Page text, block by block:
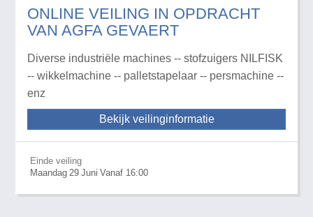
ONLINE VEILING IN OPDRACHT
VAN AGFA GEVAERT
Diverse industriële machines -- stofzuigers NILFISK
-- wikkelmachine -- palletstapelaar -- persmachine --
enz
Bekijk veilinginformatie
Einde veiling
Maandag 29 Juni Vanaf 16:00